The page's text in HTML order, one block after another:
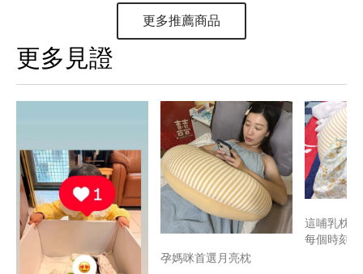
更多推薦商品
更多見證
孕媽咪首選月亮枕
這哺乳枕
每個時刻~